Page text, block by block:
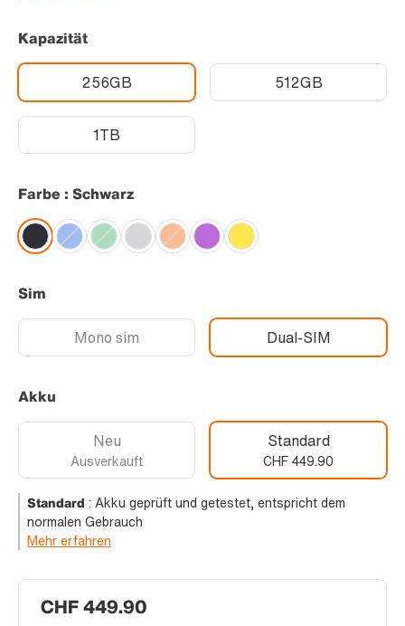
CHF 449.90
Kapazität
256GB 512GB
1TB
Farbe : Schwarz
Sim
Mono sim Dual-SIM
Akku
Neu
Ausverkauft
Standard
CHF 449.90
Standard : Akku geprüft und getestet, entspricht dem
normalen Gebrauch
Mehr erfahren